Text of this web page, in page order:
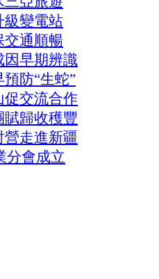
級變電站
交通順暢
因早期辨識
防“生蛇”
促交流合作
歸收穫豐
營走進新疆
分會成立